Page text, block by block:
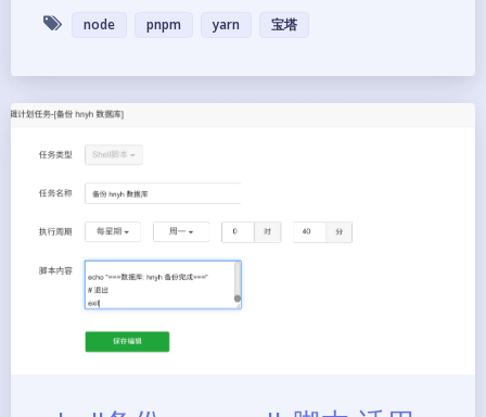
node pnpm yarn 宝塔